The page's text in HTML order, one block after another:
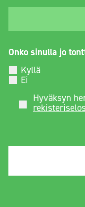
Onko sinulla jo
Kyllä
Ei
Hyväksyn